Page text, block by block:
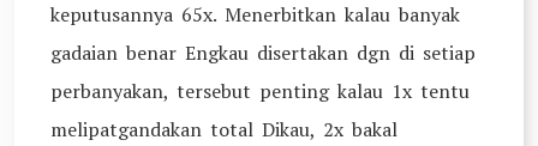
keputusannya 65x. Menerbitkan kalau banyak
gadaian benar Engkau disertakan dgn di setiap
perbanyakan, tersebut penting kalau 1x tentu
melipatgandakan total Dikau, 2x bakal